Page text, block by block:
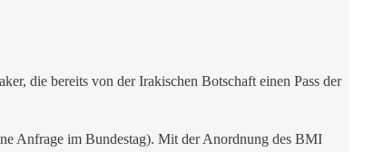
die bereits von der Irakischen Botschaft einen Pass der
Anfrage im Bundestag). Mit der Anordnung des BMI